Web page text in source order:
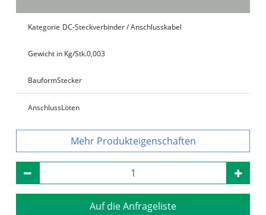
Kategorie DC-Steckverbinder / Anschlusskabel
Gewicht in Kg/Stk.0,003
BauformStecker
AnschlussLöten
Produkteigenschaften
Auf die Anfrageliste